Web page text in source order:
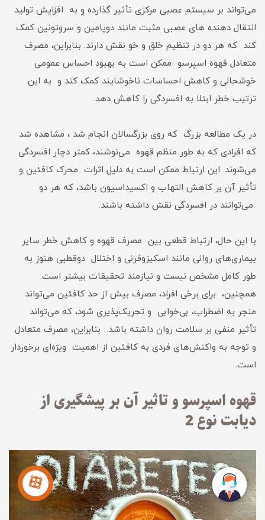
می‌تواند بر سیستم عصبی مرکزی تأثیر گذارده و به افزایش تولید
انتقال دهنده های عصبی مثبت مانند دوپامین و سروتونین کمک
کند که هر دو در تنظیم خلق و خو نقش دارند. بنابراین، مصرف
متعادل قهوه اسپرسو ممکن است به بهبود احساس عمومی
خوشحالی و کاهش احساسات ناخوشایند کمک کند و به این
ترتیب خطر ابتلا به افسردگی را کاهش دهد.
در یک مطالعه بزرگ که روی بزرگسالان انجام شد ، مشاهده شد
که افرادی که به طور منظم قهوه می‌نوشند، کمتر دچار افسردگی
می‌شوند. این ارتباط ممکن است به دلیل اثرات محرک کافئین و
تأثیر آن بر کاهش التهاب و اکسیداسیون باشد، که هر دو
می‌توانند در افسردگی نقش داشته باشند.
با این حال، ارتباط قطعی بین مصرف قهوه و کاهش خطر سایر
بیماری‌های روانی مانند اسکیزوفرنی و اختلال دوقطبی هنوز به
طور کامل مشخص نیست و نیازمند تحقیقات بیشتر است.
همچنین، برای برخی افراد، مصرف بیش از حد کافئین می‌تواند
منجر به اضطراب، بی‌خوابی و تحریک‌پذیری شود، که می‌تواند
تأثیر منفی بر سلامت روان داشته باشد. بنابراین، مصرف متعادل
و توجه به واکنش‌های فردی به کافئین از اهمیت ویژه‌ای برخوردار
است.
قهوه اسپرسو و تاثیر آن بر پیشگیری از
دیابت نوع 2